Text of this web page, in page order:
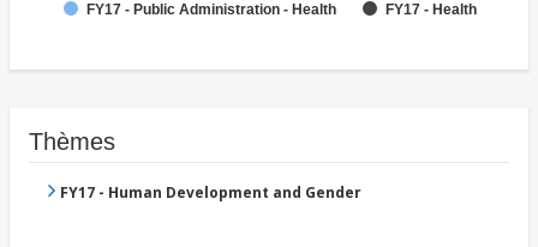
FY17 - Public Administration - Health FY17 - Health
Thèmes
FY17 - Human Development and Gender